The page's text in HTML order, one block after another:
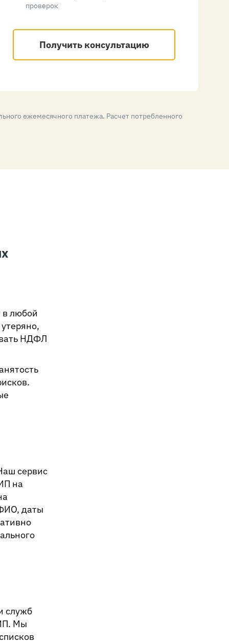
проверок
Получить консультацию
ежемесячного платежа. Расчет потребленного
в любой
НДФЛ
сервис
на
даты
служб
Мы